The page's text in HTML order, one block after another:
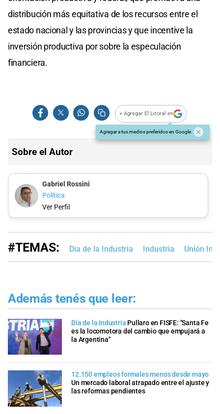
distribución más equitativa de los recursos entre el
estado nacional y las provincias y que incentive la
inversión productiva por sobre la especulación
financiera.
+ Agregar El Litoral en
Agregar a tus medios preferidos en Google
Sobre el Autor
Gabriel Rossini
Política
Ver Perfil
#TEMAS: Día de la Industria Industria Unión
Además tenés que leer:
Día de la Industria Pullaro en FISFE: "Santa Fe
es la locomotora del cambio que empujará a
la Argentina"
12.150 empleos formales menos desde mayo
Un mercado laboral atrapado entre el ajuste y
las reformas pendientes